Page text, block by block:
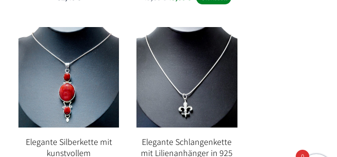
49,60 €45,00 €.
Elegante Silberkette mit
kunstvollem
Elegante Schlangenkette
mit Lilienanhänger in 925